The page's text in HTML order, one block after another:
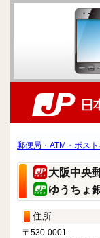
郵便局・ATM・ポス
大阪中央
ゆうちょ
住所
〒530-0001